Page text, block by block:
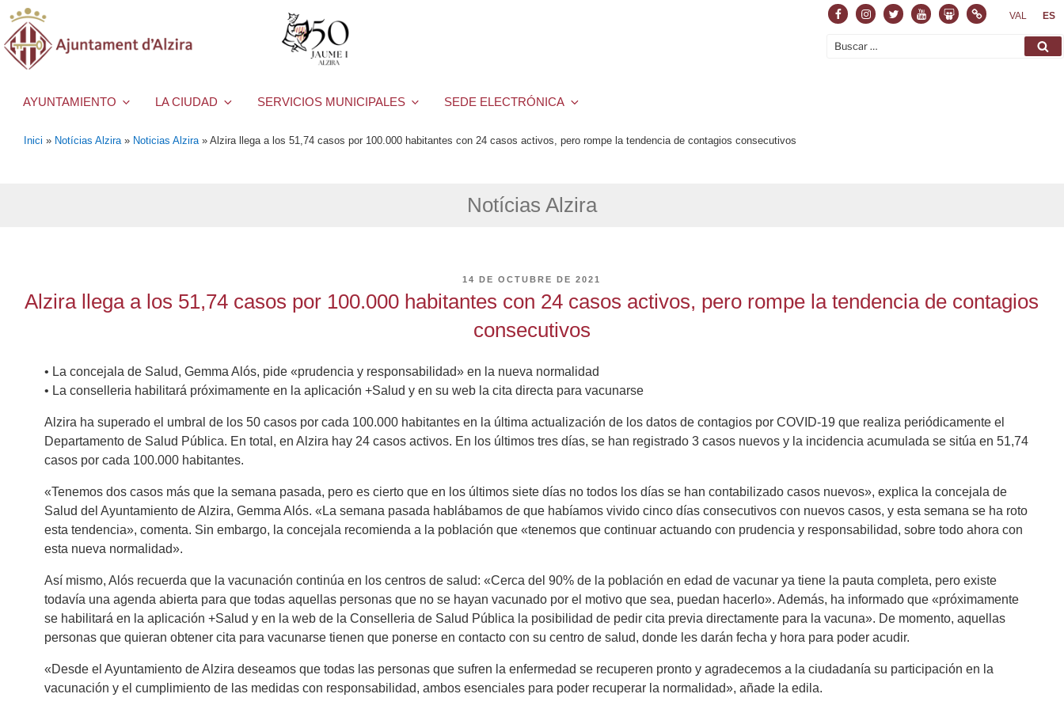
FacebookInstagram
TwitterYoutubeSlideshare
NormasVAL ES
Buscar
AYUNTAMIENTO LA CIUDAD SERVICIOS MUNICIPALES SEDE ELECTRÓNICA
Inici » Notícias Alzira » Noticias Alzira » Alzira llega a los 51,74 casos por 100.000 habitantes con 24 casos activos, pero rompe la tendencia de contagios consecutivos
Notícias Alzira
PUBLICADO
14 DE OCTUBRE DE 2021
Alzira llega a los 51,74 casos por 100.000 habitantes con 24 casos activos, pero rompe la tendencia de contagios
consecutivos
• La concejala de Salud, Gemma Alós, pide «prudencia y responsabilidad» en la nueva normalidad
• La conselleria habilitará próximamente en la aplicación +Salud y en su web la cita directa para vacunarse
Alzira ha superado el umbral de los 50 casos por cada 100.000 habitantes en la última actualización de los datos de contagios por COVID-19 que realiza periódicamente el
Departamento de Salud Pública. En total, en Alzira hay 24 casos activos. En los últimos tres días, se han registrado 3 casos nuevos y la incidencia acumulada se sitúa en 51,74
casos por cada 100.000 habitantes.
«Tenemos dos casos más que la semana pasada, pero es cierto que en los últimos siete días no todos los días se han contabilizado casos nuevos», explica la concejala de
Salud del Ayuntamiento de Alzira, Gemma Alós. «La semana pasada hablábamos de que habíamos vivido cinco días consecutivos con nuevos casos, y esta semana se ha roto
esta tendencia», comenta. Sin embargo, la concejala recomienda a la población que «tenemos que continuar actuando con prudencia y responsabilidad, sobre todo ahora con
esta nueva normalidad».
Así mismo, Alós recuerda que la vacunación continúa en los centros de salud: «Cerca del 90% de la población en edad de vacunar ya tiene la pauta completa, pero existe
todavía una agenda abierta para que todas aquellas personas que no se hayan vacunado por el motivo que sea, puedan hacerlo». Además, ha informado que «próximamente
se habilitará en la aplicación +Salud y en la web de la Conselleria de Salud Pública la posibilidad de pedir cita previa directamente para la vacuna». De momento, aquellas
personas que quieran obtener cita para vacunarse tienen que ponerse en contacto con su centro de salud, donde les darán fecha y hora para poder acudir.
«Desde el Ayuntamiento de Alzira deseamos que todas las personas que sufren la enfermedad se recuperen pronto y agradecemos a la ciudadanía su participación en la
vacunación y el cumplimiento de las medidas con responsabilidad, ambos esenciales para poder recuperar la normalidad», añade la edila.